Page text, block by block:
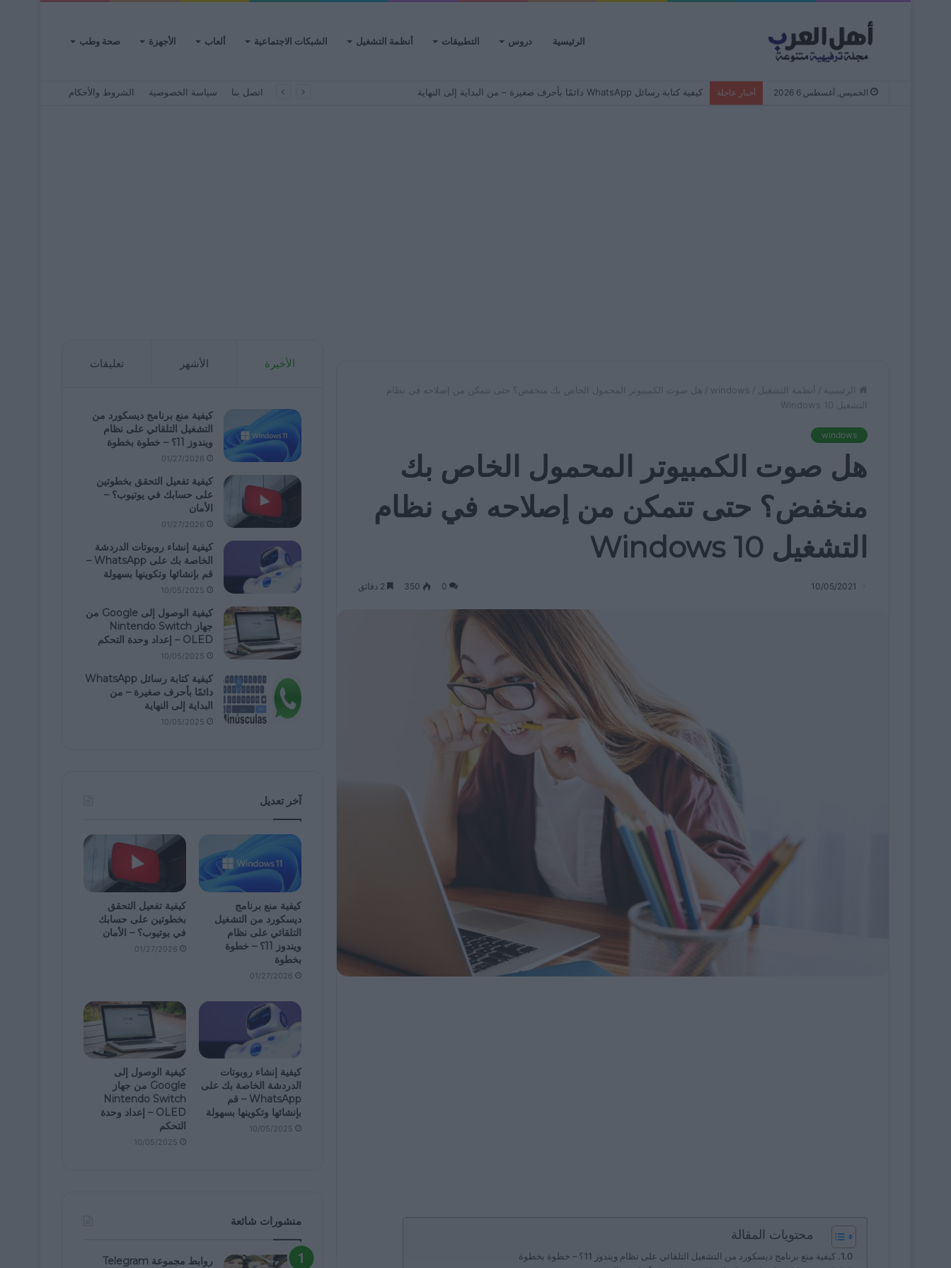
الرئيسية دروس التطبيقات أنظمة التشغيل الشبكات الاجتماعية ألعاب الأجهزة صحة وطب
الخميس, أغسطس 6 2026 أخبار عاجلة كيفية كتابة رسائل WhatsApp دائمًا بأحرف صغيرة – من البداية إلى النهاية اتصل بنا سياسة الخصوصية الشروط والأحكام
الرئيسية / أنظمة التشغيل /
windows
/ هل صوت الكمبيوتر المحمول الخاص بك منخفض؟ حتى تتمكن من إصلاحه في نظام
التشغيل Windows 10
windows
هل صوت الكمبيوتر المحمول الخاص بك
منخفض؟ حتى تتمكن من إصلاحه في نظام
التشغيل Windows 10
10/05/2021
0
350
محتويات المقالة
كيفية منع برنامج ديسكورد من التشغيل التلقائي على نظام ويندوز 11؟ – خطوة بخطوة
الأخيرة الأشهر تعليقات
كيفية منع برنامج ديسكورد من
التشغيل التلقائي على نظام
ويندوز 11؟ – خطوة بخطوة
01/27/2026
كيفية تفعيل التحقق بخطوتين
على حسابك في يوتيوب؟ –
الأمان
01/27/2026
كيفية إنشاء روبوتات الدردشة
الخاصة بك على WhatsApp –
قم بإنشائها وتكوينها بسهولة
10/05/2025
كيفية الوصول إلى Google من
جهاز Nintendo Switch
OLED – إعداد وحدة التحكم
10/05/2025
كيفية كتابة رسائل WhatsApp
دائمًا بأحرف صغيرة – من
البداية إلى النهاية
10/05/2025
آخر تعديل
كيفية منع برنامج
ديسكورد من التشغيل
التلقائي على نظام
ويندوز 11؟ – خطوة
بخطوة
01/27/2026
كيفية تفعيل التحقق
بخطوتين على حسابك
في يوتيوب؟ – الأمان
01/27/2026
كيفية إنشاء روبوتات
الدردشة الخاصة بك على
WhatsApp – قم
بإنشائها وتكوينها بسهولة
10/05/2025
كيفية الوصول إلى
Google من جهاز
Nintendo Switch
OLED – إعداد وحدة
التحكم
10/05/2025
منشورات شائعة
روابط مجموعة Telegram